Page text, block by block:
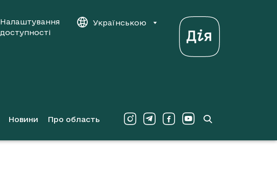
Налаштування
доступності
Українською
Новини Про область